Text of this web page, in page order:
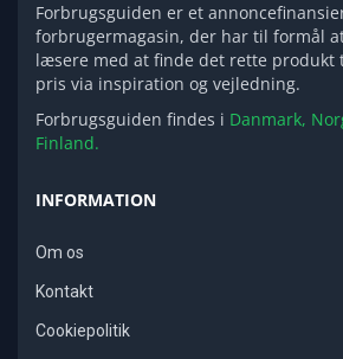
Forbrugsguiden er et
forbrugermagasin, der har til formål
læsere med at finde det rette produkt
pris via inspiration og vejledning.
Forbrugsguiden findes i Danmark,
Finland.
INFORMATION
Om os
Kontakt
Cookiepolitik